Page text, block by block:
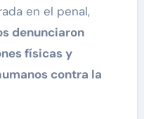
en el penal,
denunciaron
físicas y
contra la